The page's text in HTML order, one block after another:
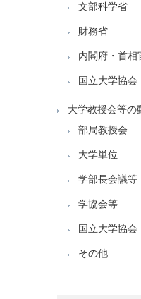
文部科学省
財務省
内閣府・首相
国立大学協会
大学教授会等の
部局教授会
大学単位
学部長会議等
学協会等
国立大学協会
その他